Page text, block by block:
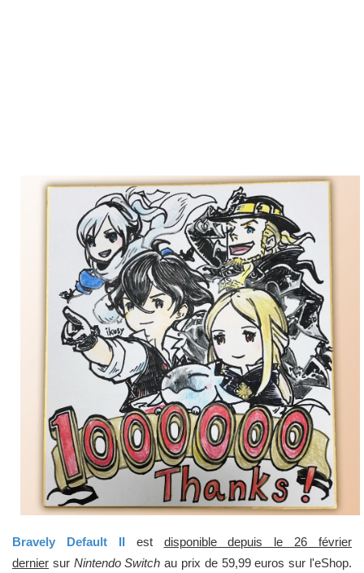
Bravely Default II est disponible depuis le 26 février
dernier sur Nintendo Switch au prix de 59,99 euros sur l'eShop.